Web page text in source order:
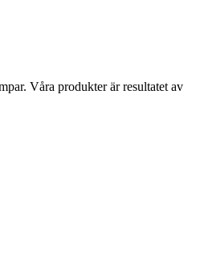
Våra produkter är resultatet av